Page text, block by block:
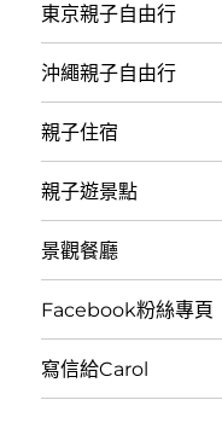
東京親子自由行
沖繩親子自由行
親子住宿
親子遊景點
景觀餐廳
Facebook粉絲專頁
寫信給Carol